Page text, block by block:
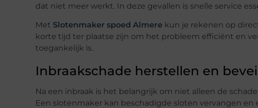
dat niet meer werkt. In deze gevallen is snelle service
Met Slotenmaker spoed Almere kun je rekenen op
korte tijd ter plaatse zijn om het probleem efficiënt en
toegankelijk is.
Inbraakschade herstellen en
Na een inbraak is het belangrijk om niet alleen de
Een slotenmaker kan beschadigde sloten vervangen en